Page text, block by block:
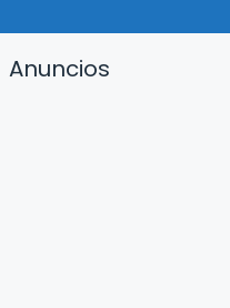
Anuncios